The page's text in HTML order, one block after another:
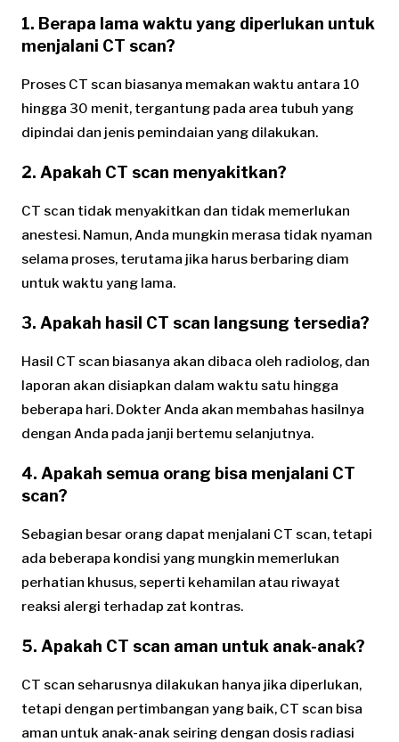
1. Berapa lama waktu yang diperlukan untuk
menjalani CT scan?
Proses CT scan biasanya memakan waktu antara 10
hingga 30 menit, tergantung pada area tubuh yang
dipindai dan jenis pemindaian yang dilakukan.
2. Apakah CT scan menyakitkan?
CT scan tidak menyakitkan dan tidak memerlukan
anestesi. Namun, Anda mungkin merasa tidak nyaman
selama proses, terutama jika harus berbaring diam
untuk waktu yang lama.
3. Apakah hasil CT scan langsung tersedia?
Hasil CT scan biasanya akan dibaca oleh radiolog, dan
laporan akan disiapkan dalam waktu satu hingga
beberapa hari. Dokter Anda akan membahas hasilnya
dengan Anda pada janji bertemu selanjutnya.
4. Apakah semua orang bisa menjalani CT
scan?
Sebagian besar orang dapat menjalani CT scan, tetapi
ada beberapa kondisi yang mungkin memerlukan
perhatian khusus, seperti kehamilan atau riwayat
reaksi alergi terhadap zat kontras.
5. Apakah CT scan aman untuk anak-anak?
CT scan seharusnya dilakukan hanya jika diperlukan,
tetapi dengan pertimbangan yang baik, CT scan bisa
aman untuk anak-anak seiring dengan dosis radiasi